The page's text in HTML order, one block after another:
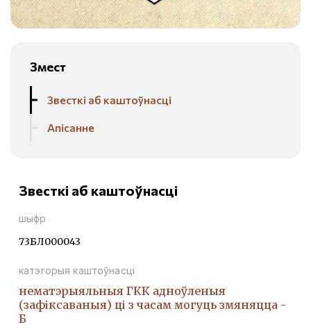
Змест
Звесткі аб каштоўнасці
Апісанне
Звесткі аб каштоўнасці
шыфр
73БЛ000043
катэгорыя каштоўнасці
нематэрыяльныя ГКК адноўленыя
(зафіксаваныя) ці з часам могуць змяняцца -
Б